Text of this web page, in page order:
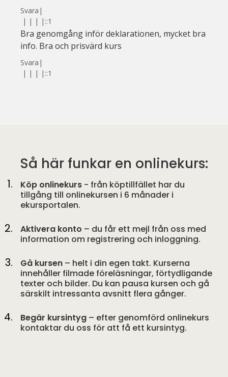
Svara |
| | | | ::1
Bra genomgång inför deklarationen, mycket bra
info. Bra och prisvärd kurs
Svara |
| | | | ::1
Så här funkar en onlinekurs:
Köp onlinekurs - från köptillfället har du
tillgång till onlinekursen i 6 månader i
ekursportalen.
Aktivera konto – du får ett mejl från oss med
information om registrering och inloggning.
Gå kursen – helt i din egen takt. Kurserna
innehåller filmade föreläsningar, förtydligande
texter och bilder. Du kan pausa kursen och gå
särskilt intressanta avsnitt flera gånger.
Begär kursintyg – efter genomförd onlinekurs
kontaktar du oss för att få ett kursintyg.